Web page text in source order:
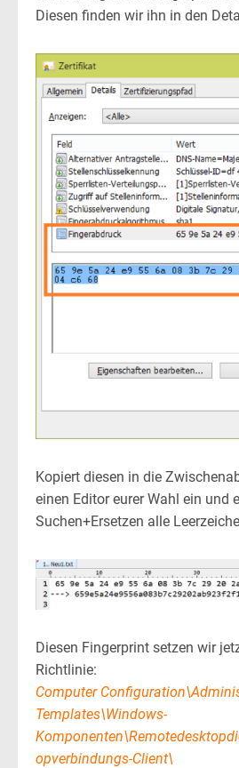
Diesen finden wir ihn in den
Kopiert diesen in die
einen Editor eurer Wahl ein und
Suchen+Ersetzen alle
Diesen Fingerprint setzen wir
Richtlinie:
Computer
Templates\Windows-
opverbindungs-Client\